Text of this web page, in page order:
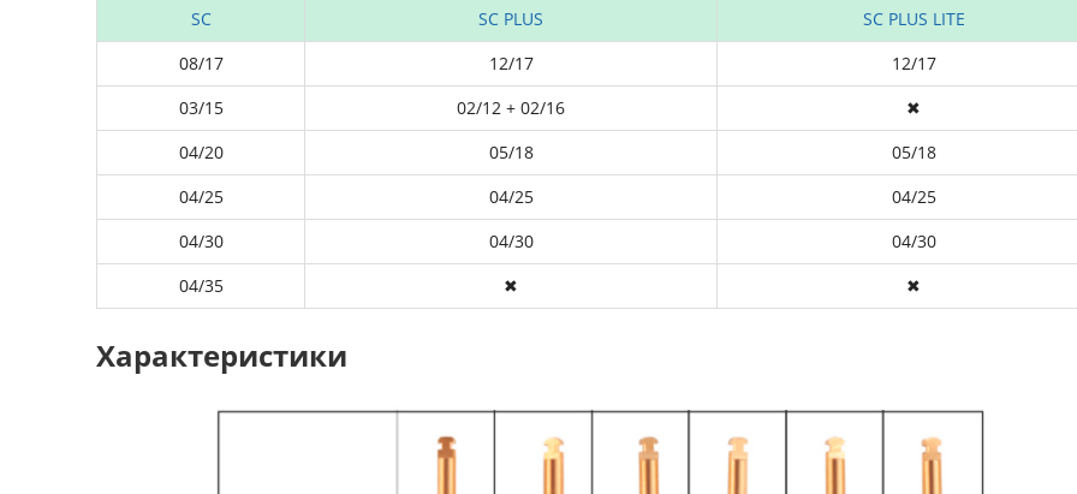
SC SC PLUS
SC PLUS LITE
08/17
12/17
12/17
03/15
02/12 + 02/16
✖
04/20
05/18
05/18
04/25
04/25
04/25
04/30
04/30
04/30
04/35
✖ ✖
Характеристики